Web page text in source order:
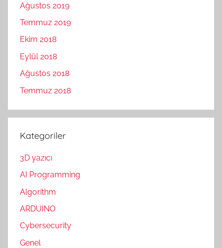
Ağustos 2019
Temmuz 2019
Ekim 2018
Eylül 2018
Ağustos 2018
Temmuz 2018
Kategoriler
3D yazıcı
AI Programming
Algorithm
ARDUINO
Cybersecurity
Genel